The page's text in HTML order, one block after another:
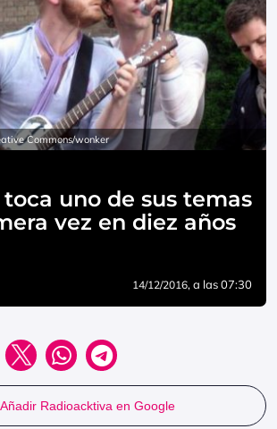
Commons/wonker
uno de sus temas
vez en diez años
14/12/2016, a las 07:30
Añadir Radioacktiva en Google